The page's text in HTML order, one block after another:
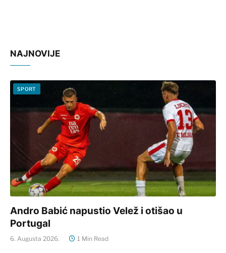
NAJNOVIJE
SPORT
Andro Babić napustio Velež i otišao u
Portugal
6. Augusta 2026. 1 Min Read